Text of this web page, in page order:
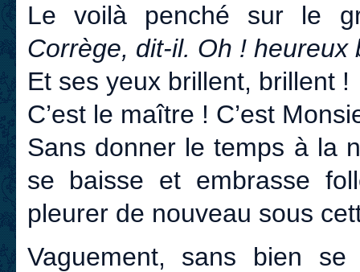
Le voilà penché sur le
Corrège, dit-il. Oh ! heureux
Et ses yeux brillent, brillent !
C’est le maître ! C’est
Sans donner le temps à la
se baisse et embrasse
pleurer de nouveau sous
Vaguement, sans bien